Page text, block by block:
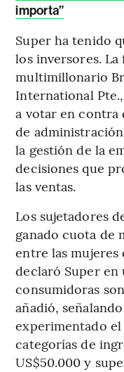
importa”
Super ha tenido
los inversores.
multimillonario
International
a votar en contra
de
la gestión de la
decisiones que
las ventas.
Los sujetadores
ganado cuota de
entre las mujeres
declaró Super en
consumidoras
añadió,
experimentado
categorías de
US$50.000 y